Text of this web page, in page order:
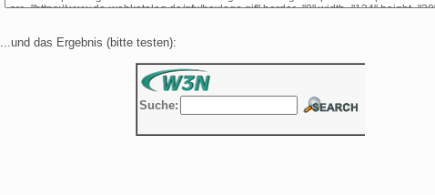
...und das Ergebnis (bitte testen):